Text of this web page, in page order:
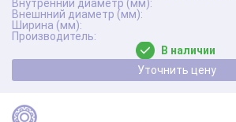
В наличии
Уточнить цену